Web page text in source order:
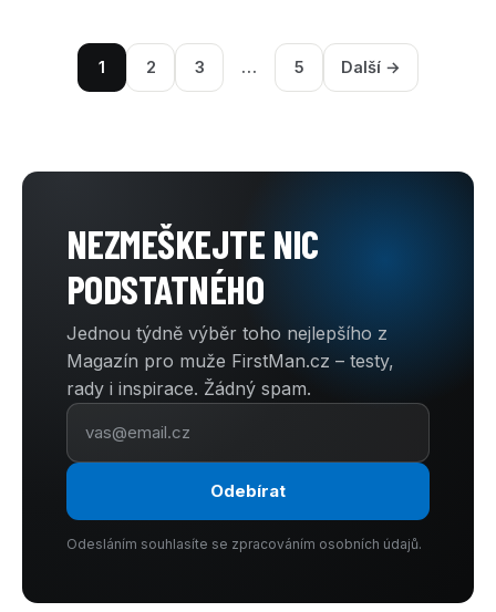
1 2 3 … 5 Další →
NEZMEŠKEJTE NIC
PODSTATNÉHO
Jednou týdně výběr toho nejlepšího z
Magazín pro muže FirstMan.cz – testy,
rady i inspirace. Žádný spam.
Odebírat
Odesláním souhlasíte se zpracováním osobních údajů.